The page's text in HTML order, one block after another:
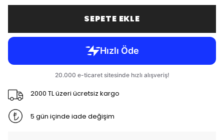
SEPETE EKLE
2000 TL üzeri ücretsiz kargo
5 gün içinde iade değişim